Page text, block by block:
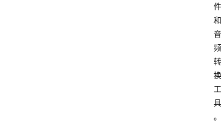
件
和
音
频
转
换
工
具
。